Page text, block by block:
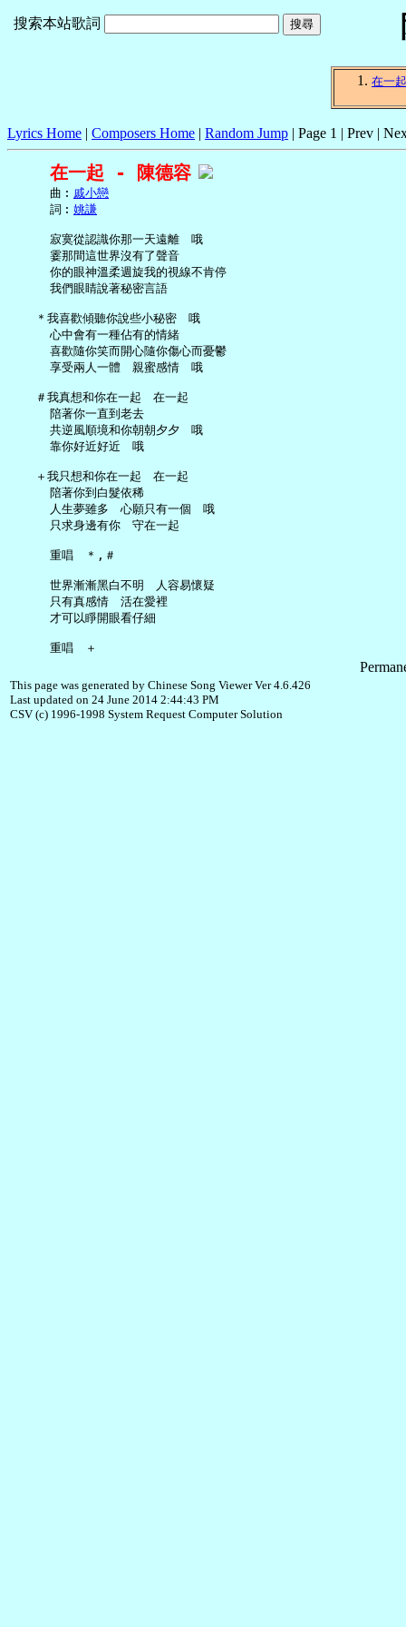
搜索本站歌詞
在一起
Lyrics Home | Composers Home | Random Jump | Page 1 | Prev |
在一起 - 陳德容
     曲︰
戚小戀
     詞︰
姚謙
     寂寞從認識你那一天遠離　哦
     霎那間這世界沒有了聲音
     你的眼神溫柔週旋我的視線不肯停
     我們眼睛說著秘密言語
   ＊我喜歡傾聽你說些小秘密　哦
     心中會有一種佔有的情緒
     喜歡隨你笑而開心隨你傷心而憂鬱
     享受兩人一體　親蜜感情　哦
   ＃我真想和你在一起　在一起
     陪著你一直到老去
     共逆風順境和你朝朝夕夕　哦
     靠你好近好近　哦
   ＋我只想和你在一起　在一起
     陪著你到白髮依稀
     人生夢雖多　心願只有一個　哦
     只求身邊有你　守在一起
     重唱　＊,＃
     世界漸漸黑白不明　人容易懷疑
     只有真感情　活在愛裡
     才可以睜開眼看仔細
This page was generated by Chinese Song Viewer Ver 4.6.426
Last updated on 24 June 2014 2:44:43 PM
CSV (c) 1996-1998 System Request Computer Solution